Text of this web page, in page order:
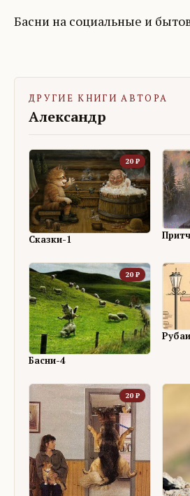
Басни на социальные и
ДРУГИЕ КНИГИ АВТОРА
Александр
20 ₽
Сказки-1
20 ₽
Басни-4
20 ₽